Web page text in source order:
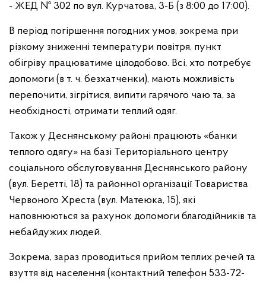
- ЖЕД № 302 по вул. Курчатова, 3-Б (з 8:00 до 17:00).
В період погіршення погодних умов, зокрема при
різкому зниженні температури повітря, пункт
обігріву працюватиме цілодобово. Всі, хто потребує
допомоги (в т. ч. безхатченки), мають можливість
перепочити, зігрітися, випити гарячого чаю та, за
необхідності, отримати теплий одяг.
Також у Деснянському районі працюють «банки
теплого одягу» на базі Територіального центру
соціального обслуговування Деснянського району
(вул. Беретті, 18) та районної організації Товариства
Червоного Хреста (вул. Матеюка, 15), які
наповнюються за рахунок допомоги благодійників та
небайдужих людей.
Зокрема, зараз проводиться прийом теплих речей та
взуття від населення (контактний телефон 533-72-